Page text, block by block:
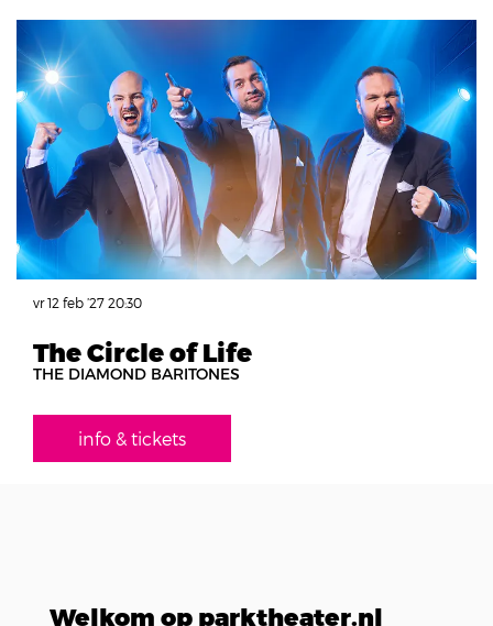
The Circle of Life
THE DIAMOND BARITONES
vr 12 feb ’27 20:30
info & tickets
Welkom op parktheater.nl